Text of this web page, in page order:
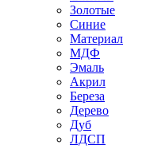
Золотые
Синие
Материал
МДФ
Эмаль
Акрил
Береза
Дерево
Дуб
ЛДСП